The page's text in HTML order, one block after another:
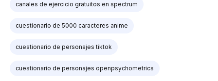
canales de ejercicio gratuitos en spectrum
cuestionario de 5000 caracteres anime
cuestionario de personajes tiktok
cuestionario de personajes openpsychometrics